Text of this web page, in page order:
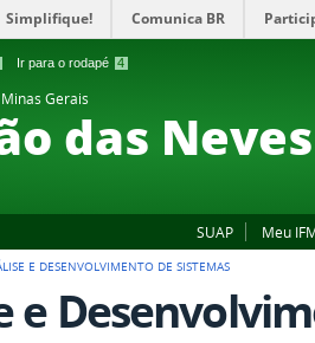
Ir para o rodapé 4
Simplifique! Comunica BR
Gerais
das Neves
SUAP Meu
E DESENVOLVIMENTO DE SISTEMAS
e